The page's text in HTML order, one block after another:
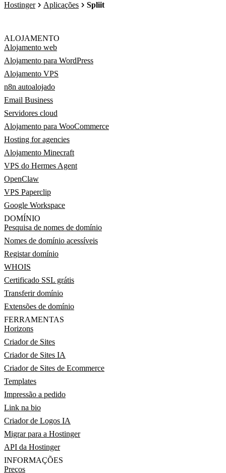
Hostinger Aplicações Spliit
ALOJAMENTO
Alojamento web
Alojamento para WordPress
Alojamento VPS
n8n autoalojado
Email Business
Servidores cloud
Alojamento para WooCommerce
Hosting for agencies
Alojamento Minecraft
VPS do Hermes Agent
OpenClaw
VPS Paperclip
Google Workspace
DOMÍNIO
Pesquisa de nomes de domínio
Nomes de domínio acessíveis
Registar domínio
WHOIS
Certificado SSL grátis
Transferir domínio
Extensões de domínio
FERRAMENTAS
Horizons
Criador de Sites
Criador de Sites IA
Criador de Sites de Ecommerce
Templates
Impressão a pedido
Link na bio
Criador de Logos IA
Migrar para a Hostinger
API da Hostinger
INFORMAÇÕES
Preços